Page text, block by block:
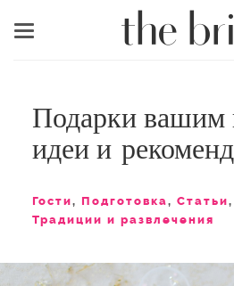
Меню
Подарки вашим
идеи и
Гости, Подготовка, Статьи,
Традиции и развлечения